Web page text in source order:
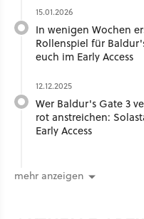
15.01.2026
In wenigen Wochen
Rollenspiel für
euch im Early Access
12.12.2025
Wer Baldur's Gate 3
rot anstreichen:
Early Access
mehr anzeigen